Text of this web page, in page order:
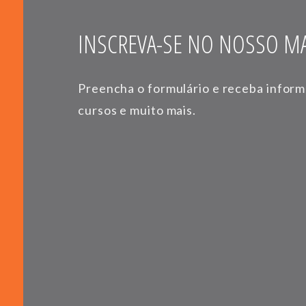
INSCREVA-SE NO NOSSO
Preencha o formulário e receba
cursos e muito mais.